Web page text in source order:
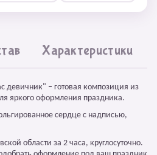
Характеристики
девичник" – готовая композиция из
яркого оформления праздника.
сердце с надписью,
области за 2 часа, круглосуточно.